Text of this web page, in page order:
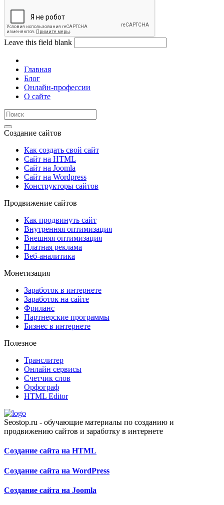
Leave this field blank
Главная
Блог
Онлайн-профессии
О сайте
Создание сайтов
Как создать свой сайт
Сайт на HTML
Сайт на Joomla
Сайт на Wordpress
Конструкторы сайтов
Продвижение сайтов
Как продвинуть сайт
Внутренняя оптимизация
Внешняя оптимизация
Платная реклама
Веб-аналитика
Монетизация
Заработок в интернете
Заработок на сайте
Фриланс
Партнерские программы
Бизнес в интернете
Полезное
Транслитер
Онлайн сервисы
Счетчик слов
Орфограф
HTML Editor
Seostop.ru - обучающие материалы по созданию и
продвижению сайтов и заработку в интернете
Создание сайта на HTML
Создание сайта на WordPress
Создание сайта на Joomla